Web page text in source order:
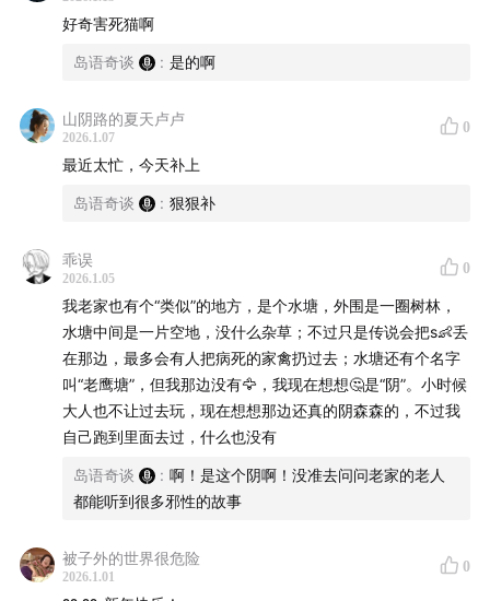
好奇害死猫啊
岛语奇谈 : 是的啊
山阴路的夏天卢卢
2026.1.07
0
最近太忙，今天补上
岛语奇谈 : 狠狠补
乖误
2026.1.05
0
我老家也有个“类似”的地方，是个水塘，外围是一圈树林，
水塘中间是一片空地，没什么杂草；不过只是传说会把s👶丢
在那边，最多会有人把病死的家禽扔过去；水塘还有个名字
叫“老鹰塘”，但我那边没有🦅，我现在想想🤔是“阴”。小时候
大人也不让过去玩，现在想想那边还真的阴森森的，不过我
自己跑到里面去过，什么也没有
岛语奇谈 : 啊！是这个阴啊！没准去问问老家的老人
都能听到很多邪性的故事
被子外的世界很危险
2026.1.01
0